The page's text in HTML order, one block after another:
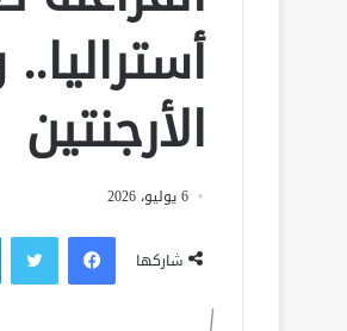
الأرجنتين
6 يوليو، 2026
شاركها
فيسبوك